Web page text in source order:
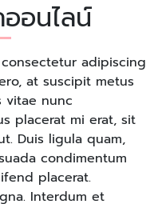
อนไลน์
adipiscing
at suscipit metus
vitae nunc
placerat mi erat, sit
Duis ligula quam,
condimentum
placerat.
Interdum et